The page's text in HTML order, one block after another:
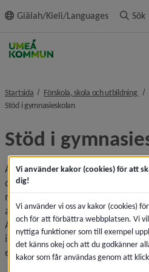
innehållet
Giälah/Kieli/Languages Sök
Startsida Förskola, skola och utbildning
Stöd i gymnasieskolannivå i
Stöd i
Alla elever har rätt till ledning
de, utifrån sina förutsättningar,
möjligt i sin kunskapsutveckling.
av extra anpassningar under en
Andra kan behöva någon form
inte någon diagnos för att ha
eller särskilt stöd.
Vi använder kakor (cookies) för att
dig!
Vi använder vi oss av kakor (cookies)
och för att förbättra webbplatsen. Vi
nyttiga funktioner som till exempel
det känns okej och att du godkänner
kakor som får användas genom att